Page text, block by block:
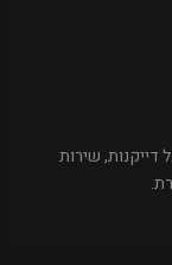
דייקנות, שירות